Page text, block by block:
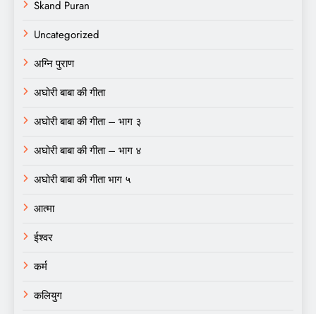
Skand Puran
Uncategorized
अग्नि पुराण
अघोरी बाबा की गीता
अघोरी बाबा की गीता – भाग ३
अघोरी बाबा की गीता – भाग ४
अघोरी बाबा की गीता भाग ५
आत्मा
ईश्वर
कर्म
कलियुग